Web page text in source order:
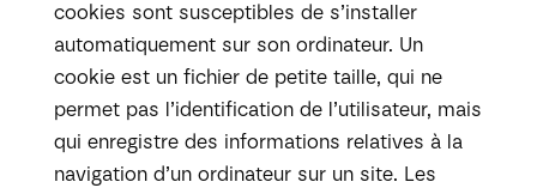
cookies sont susceptibles de s’installer
automatiquement sur son ordinateur. Un
cookie est un fichier de petite taille, qui ne
permet pas l’identification de l’utilisateur, mais
qui enregistre des informations relatives à la
navigation d’un ordinateur sur un site. Les